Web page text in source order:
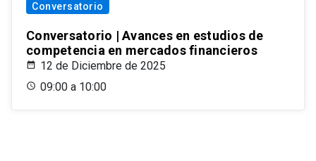
Conversatorio
Conversatorio | Avances en estudios de
competencia en mercados financieros
12 de Diciembre de 2025
09:00 a 10:00